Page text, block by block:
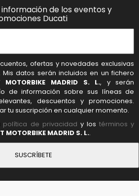
de los eventos y
Ducati
ofertas y novedades exclusivas
datos serán incluidos en un fichero
MOTORBIKE MADRID S. L., y serán
de información sobre sus líneas de
descuentos y promociones.
tu suscripción en cualquier momento.
política de privacidad y lostérminos y
MOTORBIKE MADRID S. L..